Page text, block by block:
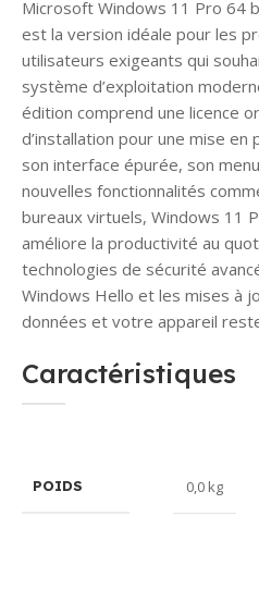
Microsoft Windows 11 Pro 64
est la version idéale pour les
utilisateurs exigeants qui
système d’exploitation
édition comprend une licence
d’installation pour une mise en
son interface épurée, son
nouvelles fonctionnalités
bureaux virtuels, Windows 11
améliore la productivité au
technologies de sécurité
Windows Hello et les mises à
données et votre appareil
Caractéristiques
POIDS 0,0 kg